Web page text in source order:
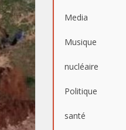
Media
Musique
nucléaire
Politique
santé